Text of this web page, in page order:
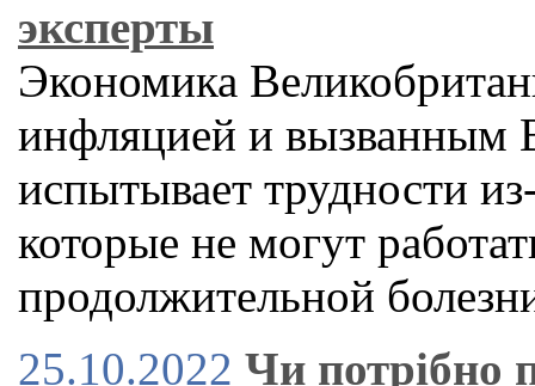
эксперты
Экономика
инфляцией и вызванным
испытывает трудности
которые не могут
продолжительной
25.10.2022 Чи потрібно